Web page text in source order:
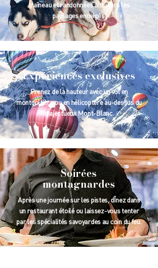
traîneau et randonnées à travers les
paysages enneigés.
Expériences exclusives
Prenez de la hauteur avec un vol en
montgolfière ou en hélicoptère au-dessus du
majestueux Mont-Blanc.
Soirées
montagnardes
Après une journée sur les pistes, dÎnez dans
un restaurant étoilé ou laissez-vous tenter
par les spécialités savoyardes au coin du feu.